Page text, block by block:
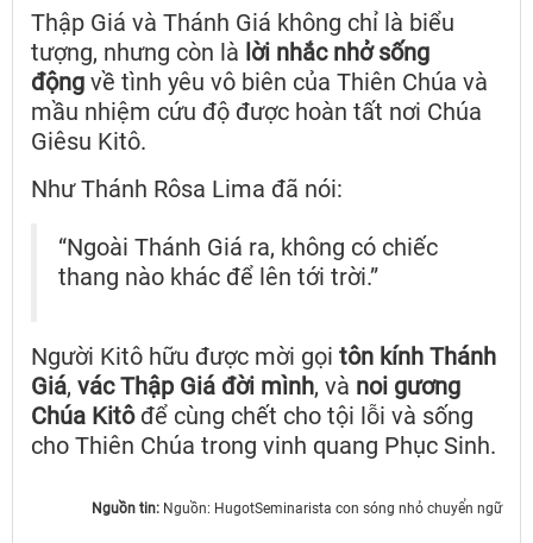
Thập Giá và Thánh Giá không chỉ là biểu
tượng, nhưng còn là lời nhắc nhở sống
động về tình yêu vô biên của Thiên Chúa và
mầu nhiệm cứu độ được hoàn tất nơi Chúa
Giêsu Kitô.
Như Thánh Rôsa Lima đã nói:
“Ngoài Thánh Giá ra, không có chiếc
thang nào khác để lên tới trời.”
Người Kitô hữu được mời gọi tôn kính Thánh
Giá, vác Thập Giá đời mình, và noi gương
Chúa Kitôđể cùng chết cho tội lỗi và sống
cho Thiên Chúa trong vinh quang Phục Sinh.
Nguồn tin: Nguồn: HugotSeminarista con sóng nhỏ chuyển ngữ